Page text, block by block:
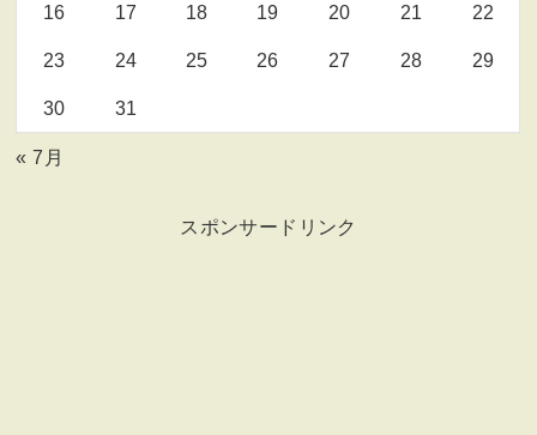
16 17 18 19 20 21 22
23 24 25 26 27 28 29
30 31
« 7月
スポンサードリンク